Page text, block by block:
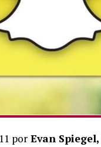
por Evan Spiegel,